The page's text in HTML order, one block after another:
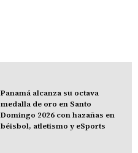
Panamá alcanza su octava
medalla de oro en Santo
Domingo 2026 con hazañas en
béisbol, atletismo y eSports